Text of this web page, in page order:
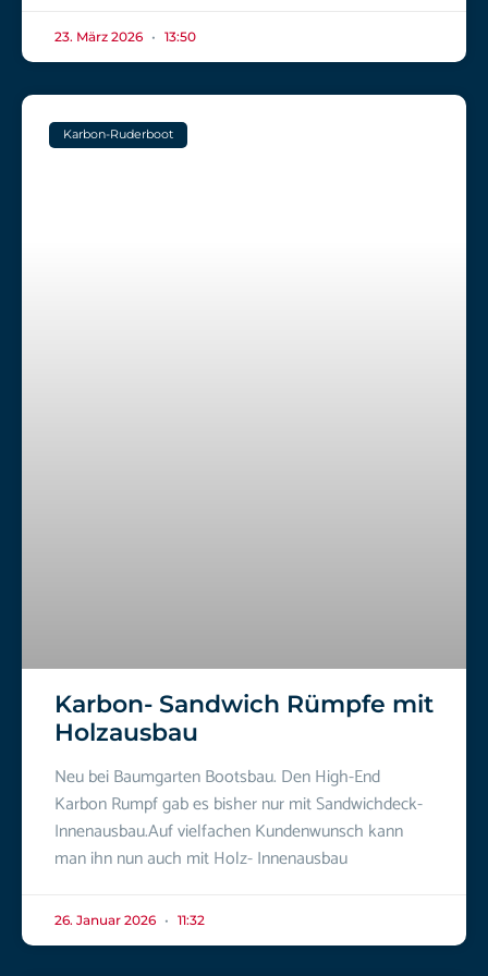
23. März 2026 13:50
Karbon-Ruderboot
Karbon- Sandwich Rümpfe mit
Holzausbau
Neu bei Baumgarten Bootsbau. Den High-End
Karbon Rumpf gab es bisher nur mit Sandwichdeck-
Innenausbau.Auf vielfachen Kundenwunsch kann
man ihn nun auch mit Holz- Innenausbau
26. Januar 2026 11:32